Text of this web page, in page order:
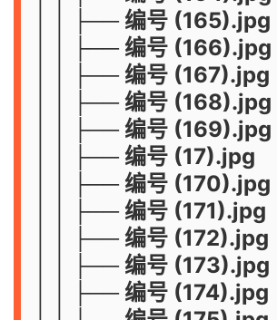
│ │ ├── 编号 (165).jpg
│ │ ├── 编号 (166).jpg
│ │ ├── 编号 (167).jpg
│ │ ├── 编号 (168).jpg
│ │ ├── 编号 (169).jpg
│ │ ├── 编号 (17).jpg
│ │ ├── 编号 (170).jpg
│ │ ├── 编号 (171).jpg
│ │ ├── 编号 (172).jpg
│ │ ├── 编号 (173).jpg
│ │ ├── 编号 (174).jpg